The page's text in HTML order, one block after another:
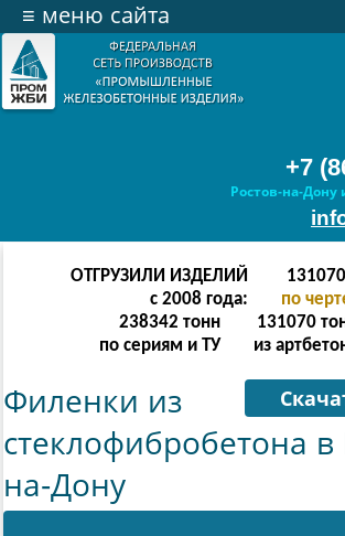
+7
Ростов-на-Дону
≡ меню сайта
ОТГРУЗИЛИ ИЗДЕЛИЙ
с 2008 года:
262142
по
238342 тонн
по сериям и ТУ
262142
из
Филенки из
стеклофибробетона в
на-Дону